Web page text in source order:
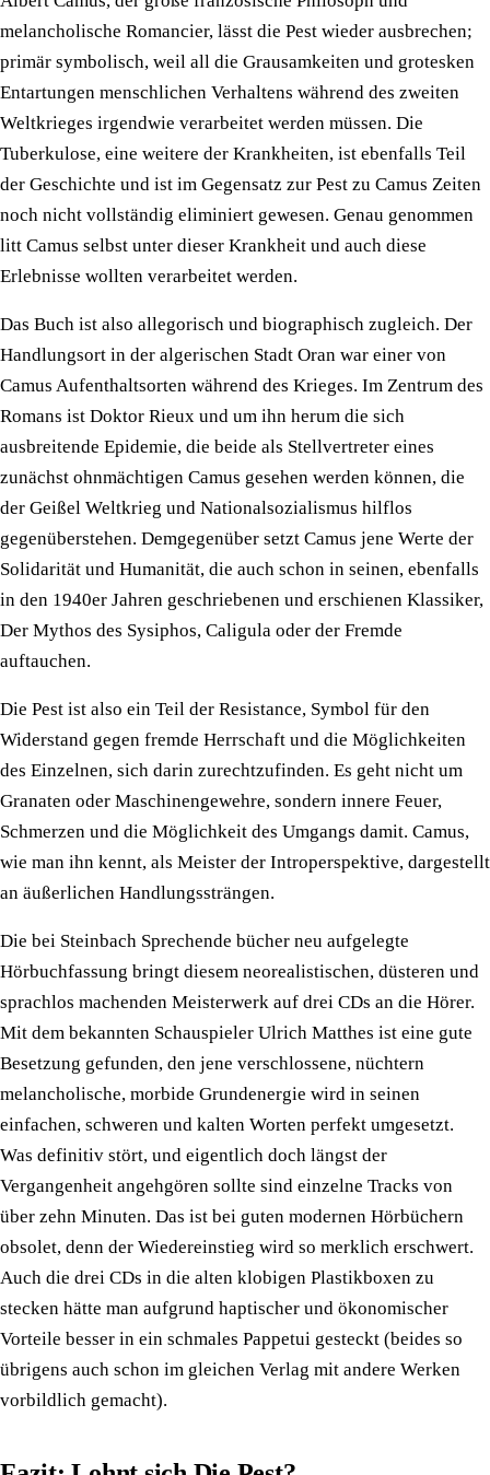
melancholische Romancier, lässt die Pest wieder ausbrechen;
primär symbolisch, weil all die Grausamkeiten und grotesken
Entartungen menschlichen Verhaltens während des zweiten
Weltkrieges irgendwie verarbeitet werden müssen. Die
Tuberkulose, eine weitere der Krankheiten, ist ebenfalls Teil
der Geschichte und ist im Gegensatz zur Pest zu Camus Zeiten
noch nicht vollständig eliminiert gewesen. Genau genommen
litt Camus selbst unter dieser Krankheit und auch diese
Erlebnisse wollten verarbeitet werden.
Das Buch ist also allegorisch und biographisch zugleich. Der
Handlungsort in der algerischen Stadt Oran war einer von
Camus Aufenthaltsorten während des Krieges. Im Zentrum des
Romans ist Doktor Rieux und um ihn herum die sich
ausbreitende Epidemie, die beide als Stellvertreter eines
zunächst ohnmächtigen Camus gesehen werden können, die
der Geißel Weltkrieg und Nationalsozialismus hilflos
gegenüberstehen. Demgegenüber setzt Camus jene Werte der
Solidarität und Humanität, die auch schon in seinen, ebenfalls
in den 1940er Jahren geschriebenen und erschienen Klassiker,
Der Mythos des Sysiphos, Caligula oder der Fremde
auftauchen.
Die Pest ist also ein Teil der Resistance, Symbol für den
Widerstand gegen fremde Herrschaft und die Möglichkeiten
des Einzelnen, sich darin zurechtzufinden. Es geht nicht um
Granaten oder Maschinengewehre, sondern innere Feuer,
Schmerzen und die Möglichkeit des Umgangs damit. Camus,
wie man ihn kennt, als Meister der Introperspektive, dargestellt
an äußerlichen Handlungssträngen.
Die bei Steinbach Sprechende bücher neu aufgelegte
Hörbuchfassung bringt diesem neorealistischen, düsteren und
sprachlos machenden Meisterwerk auf drei CDs an die Hörer.
Mit dem bekannten Schauspieler Ulrich Matthes ist eine gute
Besetzung gefunden, den jene verschlossene, nüchtern
melancholische, morbide Grundenergie wird in seinen
einfachen, schweren und kalten Worten perfekt umgesetzt.
Was definitiv stört, und eigentlich doch längst der
Vergangenheit angehgören sollte sind einzelne Tracks von
über zehn Minuten. Das ist bei guten modernen Hörbüchern
obsolet, denn der Wiedereinstieg wird so merklich erschwert.
Auch die drei CDs in die alten klobigen Plastikboxen zu
stecken hätte man aufgrund haptischer und ökonomischer
Vorteile besser in ein schmales Pappetui gesteckt (beides so
übrigens auch schon im gleichen Verlag mit andere Werken
vorbildlich gemacht).